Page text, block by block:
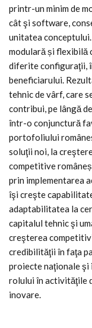
printr-un minim de
cât şi software,
unitatea
modulară și flexibilă
diferite configuraţii,
beneficiarului.
tehnic de vârf, care
contribui, pe lângă
într-o conjunctură
portofoliului
soluţii noi, la
competitive
prin implementarea
îşi creşte
adaptabilitatea la
capitalul tehnic şi
creşterea
credibilităţii în faţa
proiecte naţionale
rolului în activităţile
inovare.